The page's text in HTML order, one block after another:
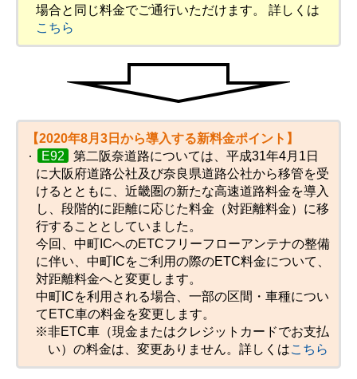
場合と同じ料金でご通行いただけます。 詳しくは
こちら
【2020年8月3日から導入する新料金ポイント】
E92
第二阪奈道路については、平成31年4月1日
に大阪府道路公社及び奈良県道路公社から移管を受
けるとともに、近畿圏の新たな高速道路料金を導入
し、段階的に距離に応じた料金（対距離料金）に移
行することとしていました。
今回、中町ICへのETCフリーフローアンテナの整備
に伴い、中町ICをご利用の際のETC料金について、
対距離料金へと変更します。
中町ICを利用される場合、一部の区間・車種につい
てETC車の料金を変更します。
※非ETC車（現金またはクレジットカードでお支払
い）の料金は、変更ありません。詳しくはこちら